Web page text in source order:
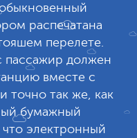
распечатана
перелете.
пассажир должен
вместе с
точно так же, как
бумажный
электронный